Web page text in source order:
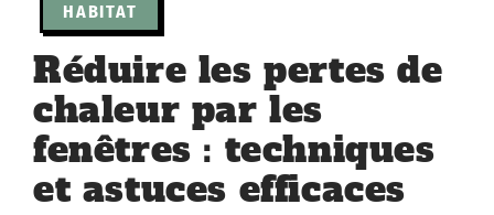
HABITAT
Réduire les pertes de
chaleur par les
fenêtres : techniques
et astuces efficaces